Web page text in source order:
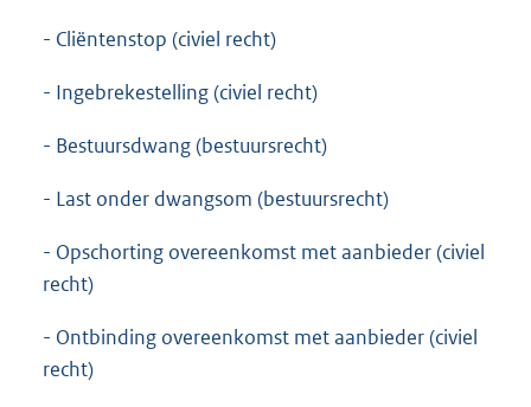
- Cliëntenstop (civiel recht)
- Ingebrekestelling (civiel recht)
- Bestuursdwang (bestuursrecht)
- Last onder dwangsom (bestuursrecht)
- Opschorting overeenkomst met aanbieder (civiel
recht)
- Ontbinding overeenkomst met aanbieder (civiel
recht)